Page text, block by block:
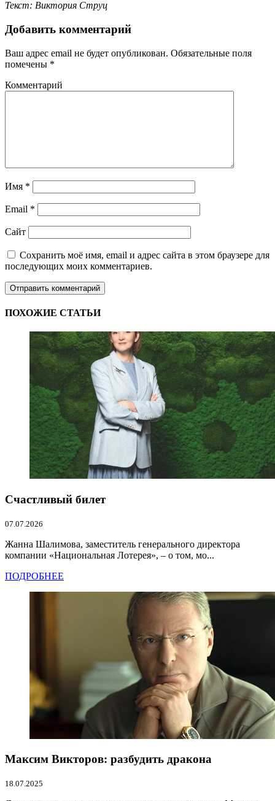
Текст: Виктория Струц
Добавить комментарий
Ваш адрес email не будет опубликован. Обязательные поля
помечены *
Комментарий
Имя *
Email *
Сайт
Сохранить моё имя, email и адрес сайта в этом браузере для
последующих моих комментариев.
ПОХОЖИЕ СТАТЬИ
Счастливый билет
07.07.2026
Жанна Шалимова, заместитель генерального директора
компании «Национальная Лотерея», – о том, мо...
ПОДРОБНЕЕ
Максим Викторов: разбудить дракона
18.07.2025